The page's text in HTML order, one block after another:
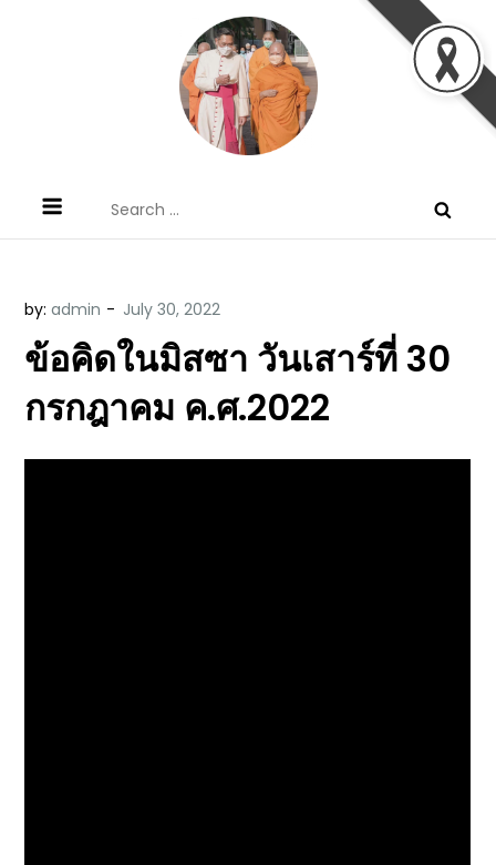
ประทานพระพรแก่พวกท่านท้งหลายเทอญ
for:
by:admin
ข้อคิดในมิสซา วันเสาร์ที่ 30
กรกฎาคม ค.ศ.2022